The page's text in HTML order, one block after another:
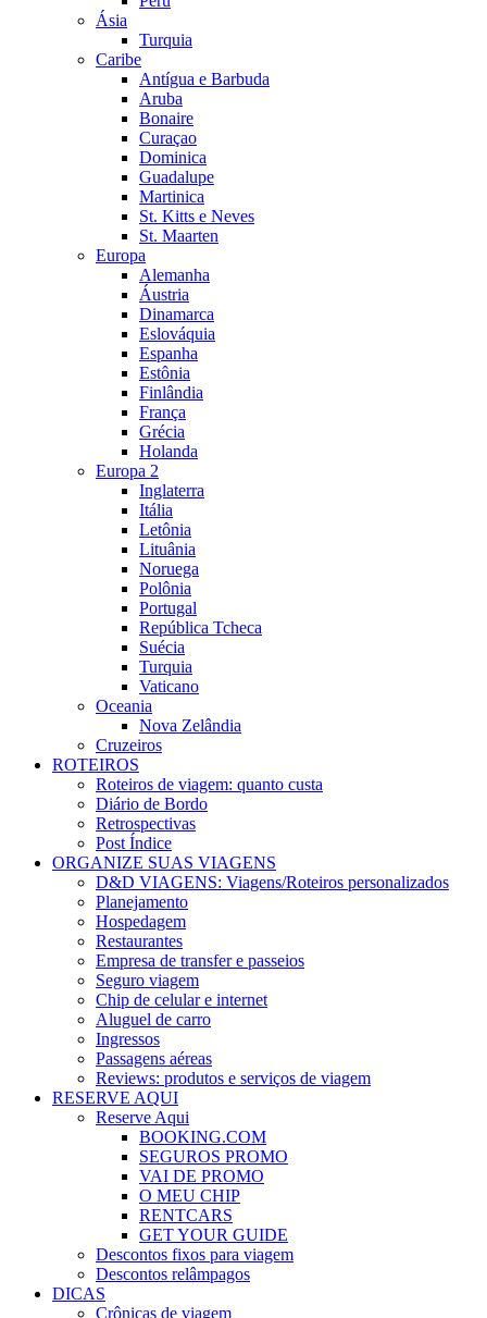
Ásia
Turquia
Caribe
Antígua e Barbuda
Aruba
Bonaire
Curaçao
Dominica
Guadalupe
Martinica
St. Kitts e Neves
St. Maarten
Europa
Alemanha
Áustria
Dinamarca
Eslováquia
Espanha
Estônia
Finlândia
França
Grécia
Holanda
Europa 2
Inglaterra
Itália
Letônia
Lituânia
Noruega
Polônia
Portugal
República Tcheca
Suécia
Turquia
Vaticano
Oceania
Nova Zelândia
Cruzeiros
ROTEIROS
Roteiros de viagem: quanto custa
Diário de Bordo
Retrospectivas
Post Índice
ORGANIZE SUAS VIAGENS
D&D VIAGENS: Viagens/Roteiros personalizados
Planejamento
Hospedagem
Restaurantes
Empresa de transfer e passeios
Seguro viagem
Chip de celular e internet
Aluguel de carro
Ingressos
Passagens aéreas
Reviews: produtos e serviços de viagem
RESERVE AQUI
Reserve Aqui
BOOKING.COM
SEGUROS PROMO
VAI DE PROMO
O MEU CHIP
RENTCARS
GET YOUR GUIDE
Descontos fixos para viagem
Descontos relâmpagos
DICAS
Crônicas de viagem